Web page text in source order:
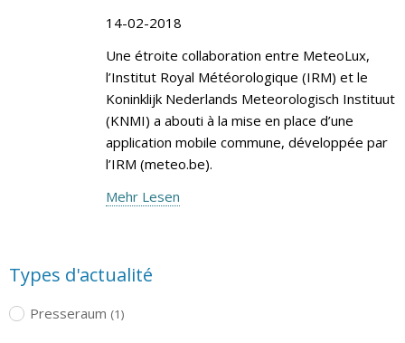
14-02-2018
Une étroite collaboration entre MeteoLux,
l’Institut Royal Météorologique (IRM) et le
Koninklijk Nederlands Meteorologisch Instituut
(KNMI) a abouti à la mise en place d’une
application mobile commune, développée par
l’IRM (meteo.be).
Mehr Lesen
Types d'actualité
Presseraum (1)